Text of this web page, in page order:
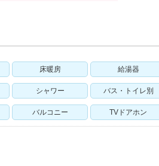
床暖房 給湯器
シャワー バス・トイレ別
バルコニー TVドアホン